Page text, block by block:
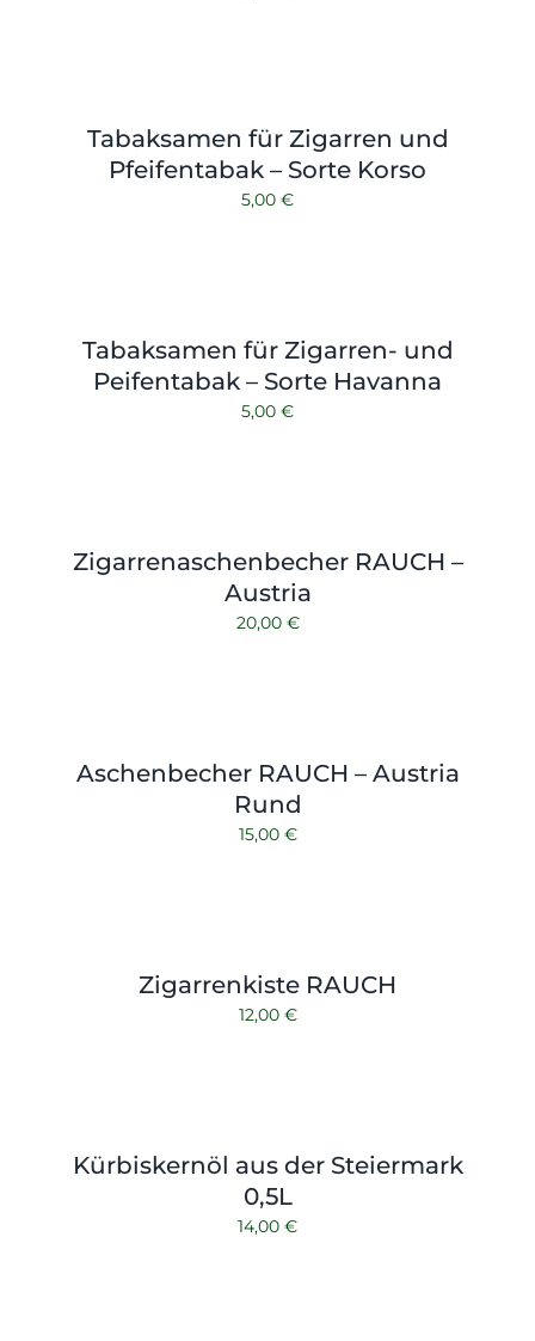
Tabaksamen für Zigarren und
Pfeifentabak – Sorte Korso
5,00 €
Tabaksamen für Zigarren- und
Peifentabak – Sorte Havanna
5,00 €
Zigarrenaschenbecher RAUCH –
Austria
20,00 €
Aschenbecher RAUCH – Austria
Rund
15,00 €
Zigarrenkiste RAUCH
12,00 €
Kürbiskernöl aus der Steiermark
0,5L
14,00 €